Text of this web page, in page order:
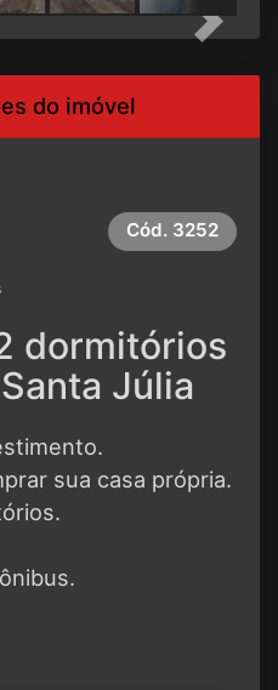
Next
do imóvel
Cód. 3252
dormitórios
Júlia
sua casa própria.